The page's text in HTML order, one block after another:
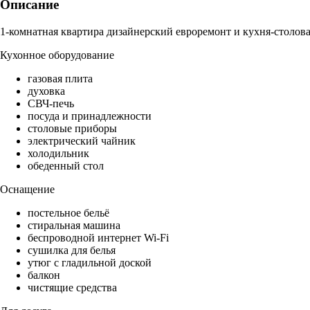
Описание
1-комнатная квартира дизайнерский евроремонт и кухня-
Кухонное оборудование
газовая плита
духовка
СВЧ-печь
посуда и принадлежности
столовые приборы
электрический чайник
холодильник
обеденный стол
Оснащение
постельное бельё
стиральная машина
беспроводной интернет Wi-Fi
сушилка для белья
утюг с гладильной доской
балкон
чистящие средства